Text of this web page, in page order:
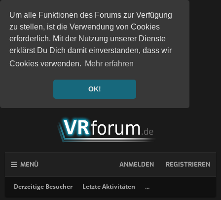
Um alle Funktionen des Forums zur Verfügung
zu stellen, ist die Verwendung von Cookies
erforderlich. Mit der Nutzung unserer Dienste
erklärst Du Dich damit einverstanden, dass wir
Cookies verwenden. Mehr erfahren
OK!
MENÜ
Derzeitige Besucher Letzte Aktivitäten ...
ANMELDEN REGISTRIEREN